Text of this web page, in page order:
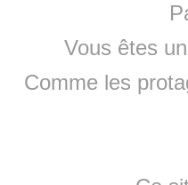
Vous êtes
Comme les